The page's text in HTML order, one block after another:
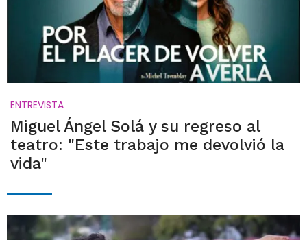
ENTREVISTA
Miguel Ángel Solá y su regreso al
teatro: "Este trabajo me devolvió la
vida"